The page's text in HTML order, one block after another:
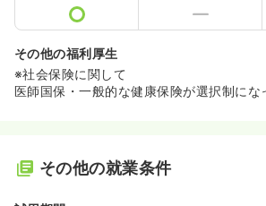
その他の福利厚生
※社会保険に関して
医師国保・一般的な健康保険が選択制にな
その他の就業条件